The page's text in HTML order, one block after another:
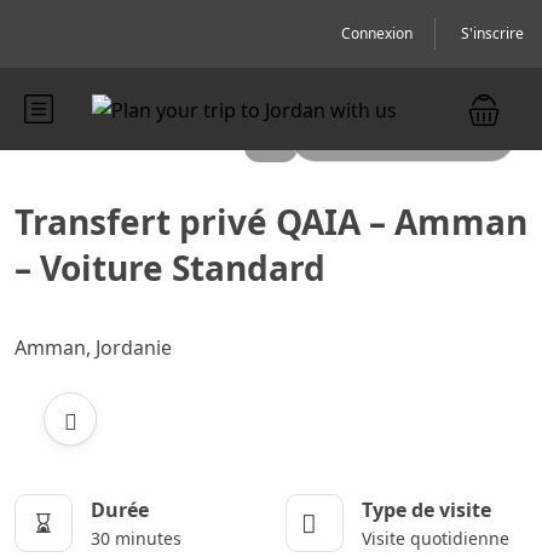
Connexion S'inscrire
Transfert privé QAIA – Amman
– Voiture Standard
Amman, Jordanie
Durée
30 minutes
Type de visite
Visite quotidienne